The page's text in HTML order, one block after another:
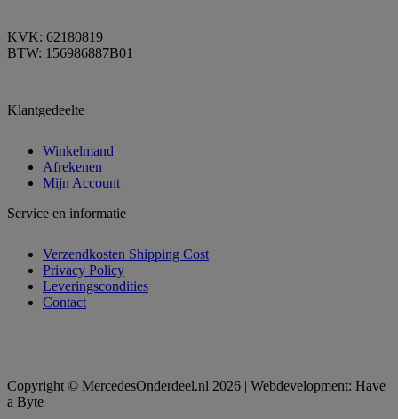
KVK: 62180819
BTW: 156986887B01
Klantgedeelte
Winkelmand
Afrekenen
Mijn Account
Service en informatie
Verzendkosten Shipping Cost
Privacy Policy
Leveringscondities
Contact
Copyright © MercedesOnderdeel.nl 2026 | Webdevelopment: Have
a Byte